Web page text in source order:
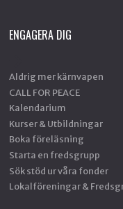
ENGAGERA DIG
Aldrig mer kärnvapen
CALL FOR PEACE
Kalendarium
Kurser & Utbildningar
Boka föreläsning
Starta en fredsgrupp
Sök stöd ur våra fonder
Lokalföreningar &